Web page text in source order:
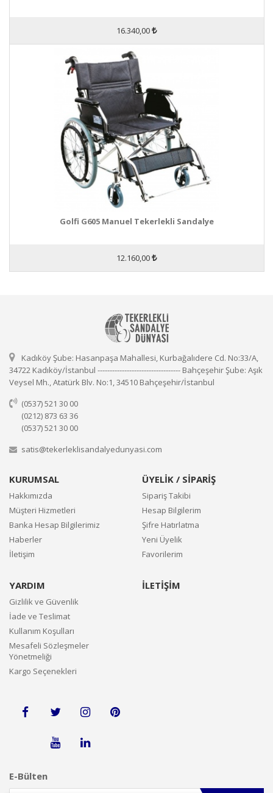
16.340,00
Golfi G605 Manuel Tekerlekli Sandalye
12.160,00
Kadıköy Şube: Hasanpaşa Mahallesi, Kurbağalıdere Cd. No:33/A,
34722 Kadıköy/İstanbul ---------------------------------- Bahçeşehir Şube: Aşık
Veysel Mh., Atatürk Blv. No:1, 34510 Bahçeşehir/İstanbul
(0537) 521 30 00
(0212) 873 63 36
(0537) 521 30 00
satis@tekerleklisandalyedunyasi.com
KURUMSAL
Hakkımızda
Müşteri Hizmetleri
Banka Hesap Bilgilerimiz
Haberler
İletişim
ÜYELİK / SİPARİŞ
Sipariş Takibi
Hesap Bilgilerim
Şifre Hatırlatma
Yeni Üyelik
Favorilerim
YARDIM
Gizlilik ve Güvenlik
İade ve Teslimat
Kullanım Koşulları
Mesafeli Sözleşmeler
Yönetmeliği
Kargo Seçenekleri
İLETİŞİM
E-Bülten